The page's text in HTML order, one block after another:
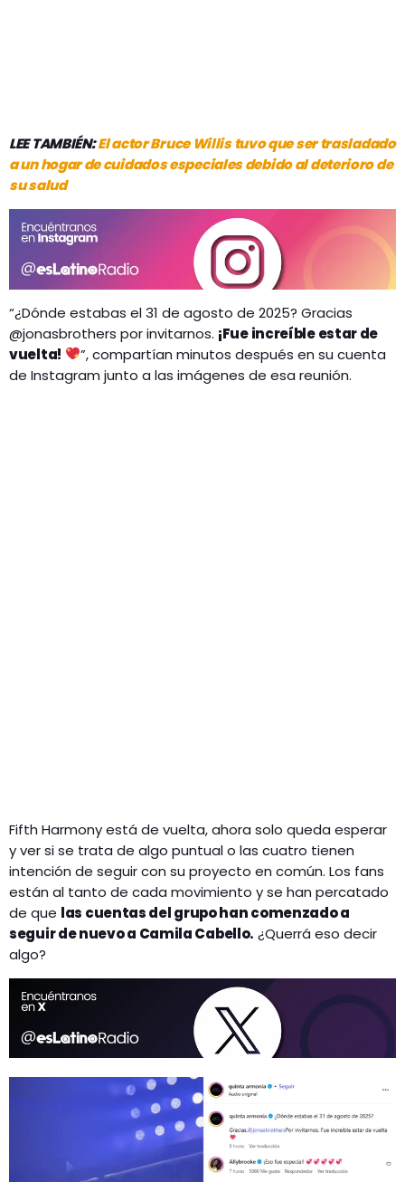
LEE TAMBIÉN:El actor Bruce Willis tuvo que ser trasladado
a un hogar de cuidados especiales debido al deterioro de
su salud
“¿Dónde estabas el 31 de agosto de 2025? Gracias
@jonasbrothers por invitarnos. ¡Fue increíble estar de
vuelta!
”, compartían minutos después en su cuenta
de Instagram junto a las imágenes de esa reunión.
Fifth Harmony está de vuelta, ahora solo queda esperar
y ver si se trata de algo puntual o las cuatro tienen
intención de seguir con su proyecto en común. Los fans
están al tanto de cada movimiento y se han percatado
de que las cuentas del grupo han comenzado a
seguir de nuevo a Camila Cabello. ¿Querrá eso decir
algo?